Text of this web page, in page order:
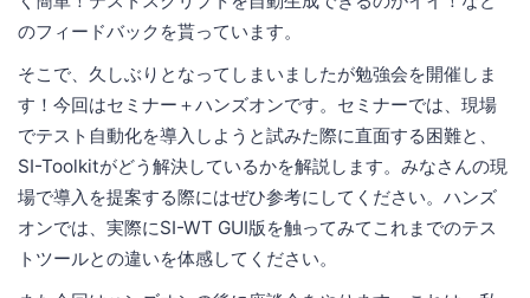
のフィードバックを貰っています。
そこで、久しぶりとなってしまいましたが勉強会を開催しま
す！今回はセミナー＋ハンズオンです。セミナーでは、現場
でテスト自動化を導入しようと試みた際に直面する困難と、
SI-Toolkitがどう解決しているかを解説します。みなさんの現
場で導入を提案する際にはぜひ参考にしてください。ハンズ
オンでは、実際にSI-WT GUI版を触ってみてこれまでのテス
トツールとの違いを体感してください。